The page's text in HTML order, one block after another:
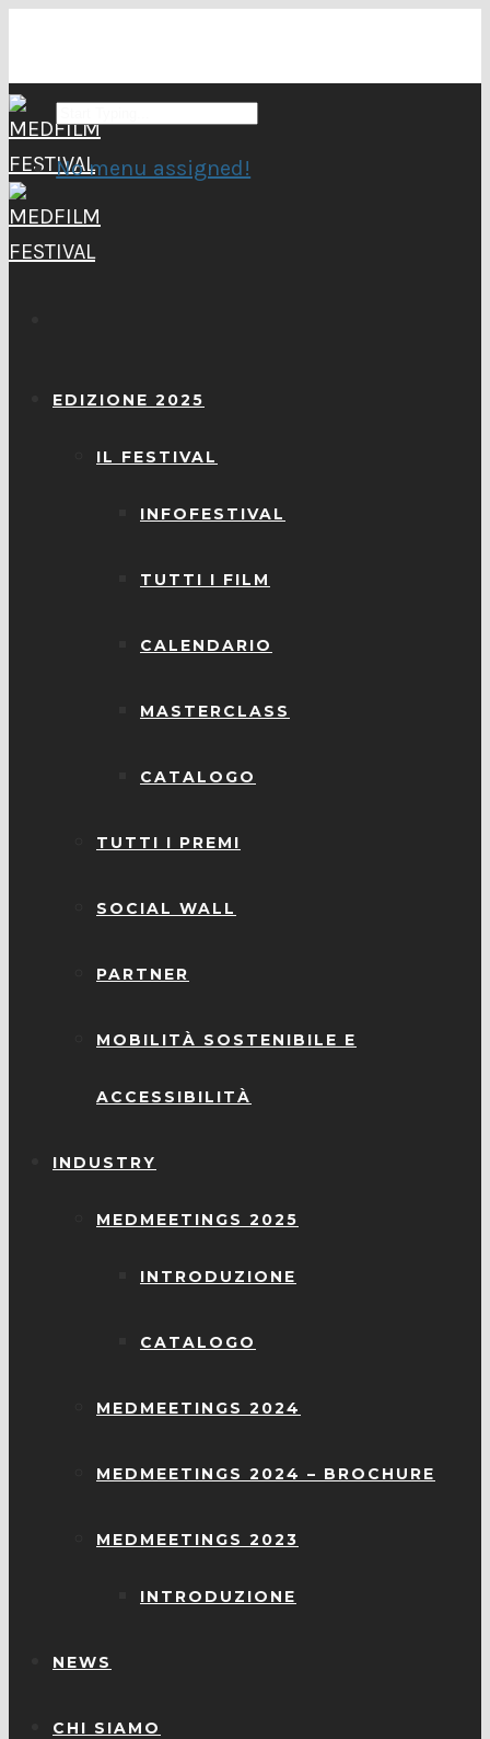
EDIZIONE 2025
IL FESTIVAL
INFOFESTIVAL
TUTTI I FILM
CALENDARIO
MASTERCLASS
CATALOGO
TUTTI I PREMI
SOCIAL WALL
PARTNER
MOBILITÀ SOSTENIBILE E
ACCESSIBILITÀ
INDUSTRY
MEDMEETINGS 2025
INTRODUZIONE
CATALOGO
MEDMEETINGS 2024
MEDMEETINGS 2024 – BROCHURE
MEDMEETINGS 2023
INTRODUZIONE
NEWS
CHI SIAMO
No menu assigned!